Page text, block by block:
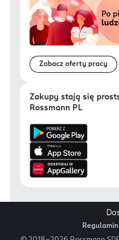
Zobacz oferty pracy
Zakupy stają się
Rossmann PL